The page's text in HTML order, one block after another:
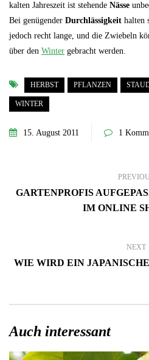
kalten Jahreszeit ist stehende Nässe
Bei genügender Durchlässigkeit halten
jedoch recht lange, und die Zwiebeln
über den Winter gebracht werden.
HERBST PFLANZEN
WINTER
15. August 2011 1
GARTENPROFIS
IM ONLINE
NEXT
WIE WIRD EIN
Auch interessant